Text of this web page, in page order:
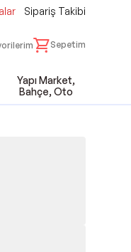
Sipariş Takibi
Sepetim
Yapı Market,
Bahçe, Oto